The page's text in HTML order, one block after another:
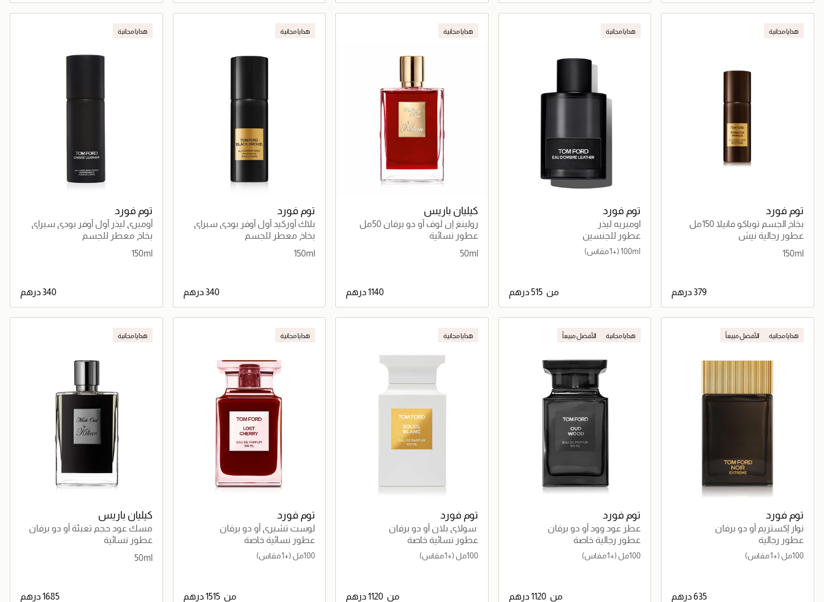
جاري تحميل التفاصيل جاري تحميل التفاصيل جاري تحميل التفاصيل جاري تحميل التفاصيل جاري تحميل التفاصيل
هدايا مجانية
توم فورد
بخاخ الجسم توباكو فانيلا 150مل
عطور رجالية نيش
150ml
جاري تحميل التفاصيل
هدايا مجانية
توم فورد
اومبريه ليذر
عطور للجنسين
100ml (+1 مقاس)
من ⁦515⁩ درهم
جاري تحميل التفاصيل
هدايا مجانية
كيليان باريس
رولينغ إن لوف أو دو برفان 50مل
عطور نسائية
50ml
جاري تحميل التفاصيل
هدايا مجانية
توم فورد
بلاك أوركيد أول أوفر بودي سبراي
150مل
بخاخ معطر للجسم
150ml
⁦340⁩ درهم
جاري تحميل التفاصيل
هدايا مجانية
توم فورد
أومبري ليذر أول أوفر بودي سبراي
150مل
بخاخ معطر للجسم
150ml
جاري تحميل التفاصيل
هدايا مجانية الأفضل مبيعاً
توم فورد
نوار إكستريم أو دو برفان
عطور رجالية
100مل (+1 مقاس)
هدايا مجانية الأفضل مبيعاً
توم فورد
عطر عود وود أو دو برفان
عطور رجالية خاصة
100مل (+1 مقاس)
من ⁦1120⁩ درهم
هدايا مجانية
توم فورد
سولاي بلان أو دو برفان
عطور نسائية خاصة
100مل (+1 مقاس)
من
هدايا مجانية
توم فورد
لوست تشيري أو دو برفان
عطور نسائية خاصة
100مل (+1 مقاس)
من ⁦1515⁩ درهم
هدايا مجانية
كيليان باريس
مسك عود حجم تعبئة أو دو برفان
50مل
عطور نسائية
50ml